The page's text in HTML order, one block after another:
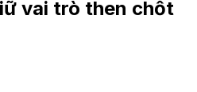
vai trò then chốt